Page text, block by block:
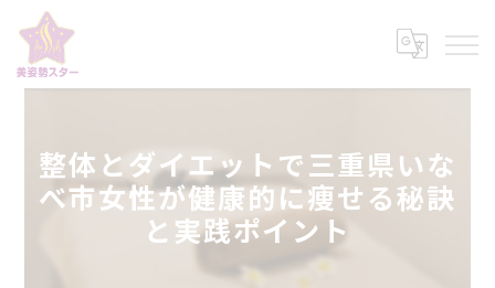
整体とダイエットで三重県いな
べ市女性が健康的に痩せる秘訣
と実践ポイント